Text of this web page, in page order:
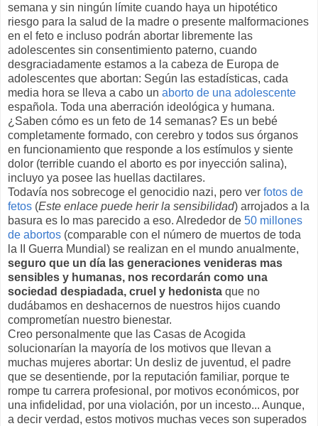
semana y sin ningún límite cuando haya un hipotético
riesgo para la salud de la madre o presente malformaciones
en el feto e incluso podrán abortar libremente las
adolescentes sin consentimiento paterno, cuando
desgraciadamente estamos a la cabeza de Europa de
adolescentes que abortan: Según las estadísticas, cada
media hora se lleva a cabo un aborto de una adolescente
española. Toda una aberración ideológica y humana.
¿Saben cómo es un feto de 14 semanas? Es un bebé
completamente formado, con cerebro y todos sus órganos
en funcionamiento que responde a los estímulos y siente
dolor (terrible cuando el aborto es por inyección salina),
incluyo ya posee las huellas dactilares.
Todavía nos sobrecoge el genocidio nazi, pero ver fotos de
fetos (Este enlace puede herir la sensibilidad) arrojados a la
basura es lo mas parecido a eso. Alrededor de 50 millones
de abortos (comparable con el número de muertos de toda
la II Guerra Mundial) se realizan en el mundo anualmente,
seguro que un día las generaciones venideras mas
sensibles y humanas, nos recordarán como una
sociedad despiadada, cruel y hedonista que no
dudábamos en deshacernos de nuestros hijos cuando
comprometían nuestro bienestar.
Creo personalmente que las Casas de Acogida
solucionarían la mayoría de los motivos que llevan a
muchas mujeres abortar: Un desliz de juventud, el padre
que se desentiende, por la reputación familiar, porque te
rompe tu carrera profesional, por motivos económicos, por
una infidelidad, por una violación, por un incesto... Aunque,
a decir verdad, estos motivos muchas veces son superados